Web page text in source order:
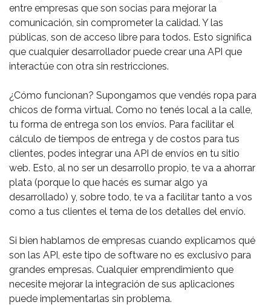
entre empresas que son socias para mejorar la
comunicación, sin comprometer la calidad. Y las
públicas, son de acceso libre para todos. Esto significa
que cualquier desarrollador puede crear una API que
interactúe con otra sin restricciones. ⁣
¿Cómo funcionan? Supongamos que vendés ropa para
chicos de forma virtual. Como no tenés local a la calle,
tu forma de entrega son los envíos. Para facilitar el
cálculo de tiempos de entrega y de costos para tus
clientes, podes integrar una API de envíos en tu sitio
web. Esto, al no ser un desarrollo propio, te va a ahorrar
plata (porque lo que hacés es sumar algo ya
desarrollado) y, sobre todo, te va a facilitar tanto a vos
como a tus clientes el tema de los detalles del envío. ⁣
Si bien hablamos de empresas cuando explicamos qué
son las API, este tipo de software no es exclusivo para
grandes empresas. Cualquier emprendimiento que
necesite mejorar la integración de sus aplicaciones
puede implementarlas sin problema. ⁣